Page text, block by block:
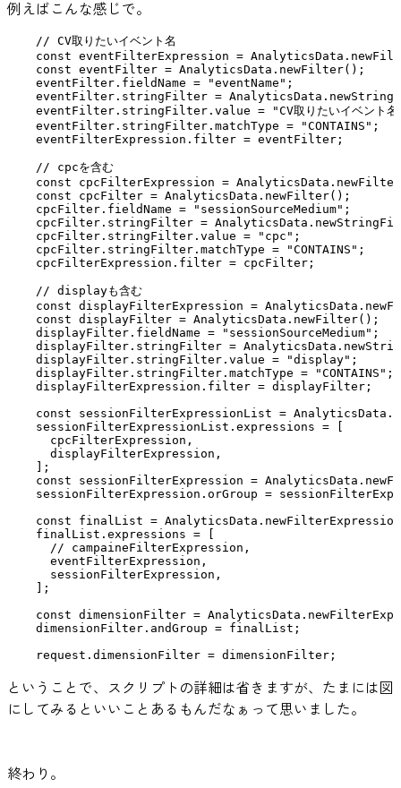
例えばこんな感じで。
    // CV取りたいイベント名
const eventFilterExpression =
    const eventFilter = AnalyticsData.newFilter();
    eventFilter.fieldName = "eventName";
eventFilter.stringFilter =
eventFilter.stringFilter.value = "CV取りたいイベント
    eventFilter.stringFilter.matchType = "CONTAINS";
    eventFilterExpression.filter = eventFilter;
    // cpcを含む
const cpcFilterExpression =
    const cpcFilter = AnalyticsData.newFilter();
    cpcFilter.fieldName = "sessionSourceMedium";
cpcFilter.stringFilter =
    cpcFilter.stringFilter.value = "cpc";
    cpcFilter.stringFilter.matchType = "CONTAINS";
    cpcFilterExpression.filter = cpcFilter;
    // displayも含む
const displayFilterExpression =
    const displayFilter = AnalyticsData.newFilter();
    displayFilter.fieldName = "sessionSourceMedium";
displayFilter.stringFilter =
    displayFilter.stringFilter.value = "display";
    displayFilter.stringFilter.matchType = "CONTAINS";
    displayFilterExpression.filter = displayFilter;
const sessionFilterExpressionList =
    sessionFilterExpressionList.expressions = [
      cpcFilterExpression,
      displayFilterExpression,
    ];
const sessionFilterExpression =
sessionFilterExpression.orGroup =
const finalList =
    finalList.expressions = [
      // campaineFilterExpression,
      eventFilterExpression,
      sessionFilterExpression,
    ];
const dimensionFilter =
    dimensionFilter.andGroup = finalList;
ということで、スクリプトの詳細は省きますが、たまには図
にしてみるといいことあるもんだなぁって思いました。
終わり。